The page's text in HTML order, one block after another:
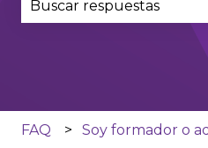
FAQ Soy formador o